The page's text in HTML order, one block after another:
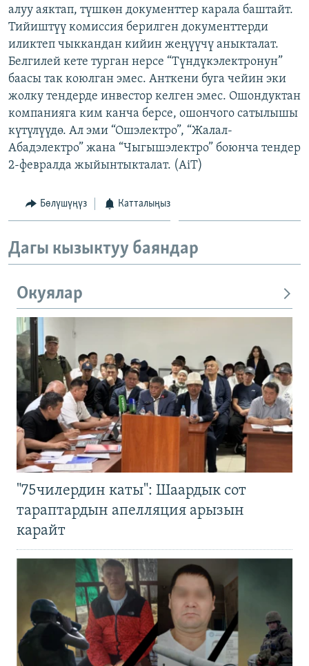
ЫҢГАЙСЫЗ СУРООЛОР
ЭЕ/АРнун бардык сайттары
алуу аяктап, түшкөн документтер карала баштайт.
Тийиштүү комиссия берилген документтерди
иликтеп чыккандан кийин жеңүүчү аныкталат.
Белгилей кете турган нерсе “Түндүкэлектронун”
баасы так коюлган эмес. Анткени буга чейин эки
жолку тендерде инвестор келген эмес. Ошондуктан
компанияга ким канча берсе, ошончого сатылышы
күтүлүүдө. Ал эми “Ошэлектро”, “Жалал-
Абадэлектро” жана “Чыгышэлектро” боюнча тендер
2-февралда жыйынтыкталат. (AiT)
Бөлүшүңүз Катталыңыз
Дагы кызыктуу баяндар
Окуялар
"75чилердин каты": Шаардык сот
тараптардын апелляция арызын
карайт